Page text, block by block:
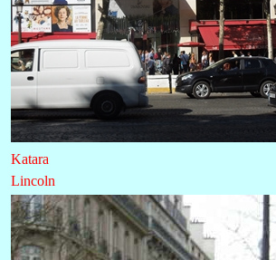
Katara
Lincoln